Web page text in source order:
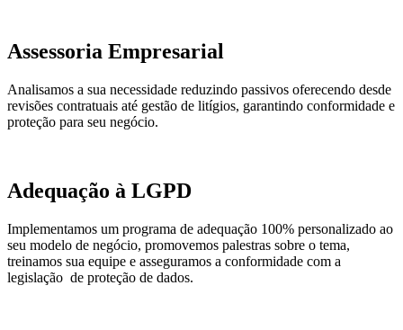
Assessoria Empresarial
Analisamos a sua necessidade reduzindo passivos oferecendo desde
revisões contratuais até gestão de litígios, garantindo conformidade e
proteção para seu negócio.
Adequação à LGPD
Implementamos um programa de adequação 100% personalizado ao
seu modelo de negócio, promovemos palestras sobre o tema,
treinamos sua equipe e asseguramos a conformidade com a
legislação de proteção de dados.